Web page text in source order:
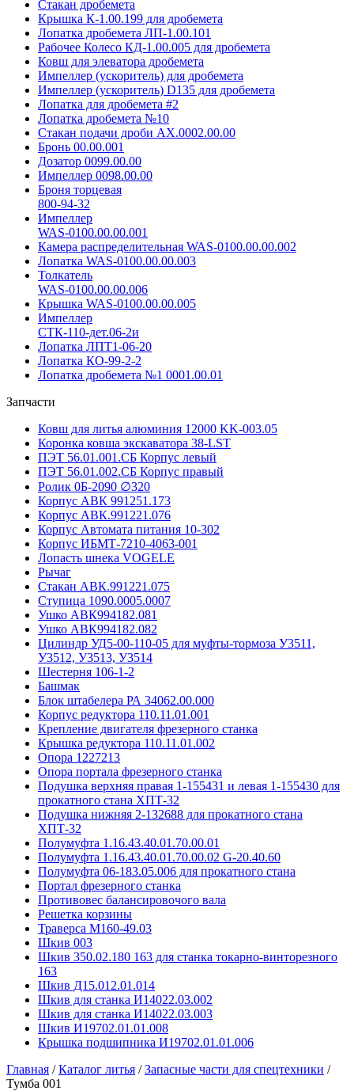
Стакан дробемета
Крышка К-1.00.199 для дробемета
Лопатка дробемета ЛП-1.00.101
Рабочее Колесо КД-1.00.005 для дробемета
Ковш для элеватора дробемета
Импеллер (ускоритель) для дробемета
Импеллер (ускоритель) D135 для дробемета
Лопатка для дробемета #2
Лопатка дробемета №10
Стакан подачи дроби АХ.0002.00.00
Бронь 00.00.001
Дозатор 0099.00.00
Импеллер 0098.00.00
Броня торцевая
800-94-32
Импеллер
WAS-0100.00.00.001
Камера распределительная WAS-0100.00.00.002
Лопатка WAS-0100.00.00.003
Толкатель
WAS-0100.00.00.006
Крышка WAS-0100.00.00.005
Импеллер
СТК-110-дет.06-2и
Лопатка ЛПТ1-06-20
Лопатка КО-99-2-2
Лопатка дробемета №1 0001.00.01
Запчасти
Ковш для литья алюминия 12000 KK-003.05
Коронка ковша экскаватора 38-LST
ПЭТ 56.01.001.СБ Корпус левый
ПЭТ 56.01.002.СБ Корпус правый
Ролик 0Б-2090 ∅320
Корпус АВК 991251.173
Корпус АВК.991221.076
Корпус Автомата питания 10-302
Корпус ИБМТ-7210-4063-001
Лопасть шнека VOGELE
Рычаг
Стакан АВК.991221.075
Ступица 1090.0005.0007
Ушко АВК994182.081
Ушко АВК994182.082
Цилиндр УД5-00-110-05 для муфты-тормоза У3511,
У3512, У3513, У3514
Шестерня 106-1-2
Башмак
Блок штабелера РА 34062.00.000
Корпус редуктора 110.11.01.001
Крепление двигателя фрезерного станка
Крышка редуктора 110.11.01.002
Опора 1227213
Опора портала фрезерного станка
Подушка верхняя правая 1-155431 и левая 1-155430 для
прокатного стана ХПТ-32
Подушка нижняя 2-132688 для прокатного стана
ХПТ-32
Полумуфта 1.16.43.40.01.70.00.01
Полумуфта 1.16.43.40.01.70.00.02 G-20.40.60
Полумуфта 06-183.05.006 для прокатного стана
Портал фрезерного станка
Противовес балансировочого вала
Решетка корзины
Траверса М160-49.03
Шкив 003
Шкив 350.02.180 163 для станка токарно-винторезного
163
Шкив Д15.012.01.014
Шкив для станка И14022.03.002
Шкив для станка И14022.03.003
Шкив И19702.01.01.008
Крышка подшипника И19702.01.01.006
Главная /Каталог литья /Запасные части для спецтехники /
Тумба 001